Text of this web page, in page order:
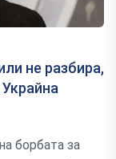
не разбира,
борбата за